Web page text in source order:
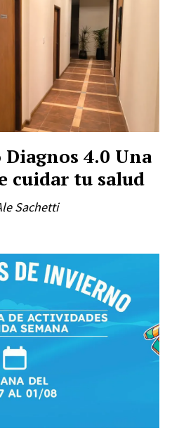
4.0 Una
cuidar tu salud
Sachetti